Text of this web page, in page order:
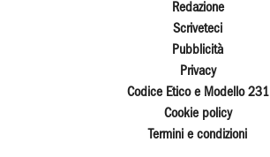
Redazione
Scriveteci
Pubblicità
Privacy
Codice Etico e Modello 231
Cookie policy
Termini e condizioni